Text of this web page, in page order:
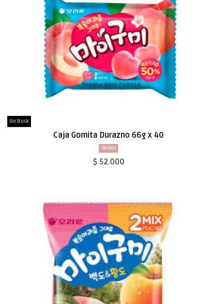
Sin Stock
Caja Gomita Durazno 66g x 40
Orion
$ 52.000